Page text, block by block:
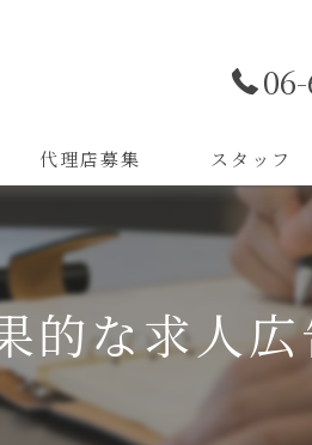
代理店募集 スタッフ
的な求人